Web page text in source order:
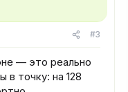
#3
— это реально
в точку: на 128